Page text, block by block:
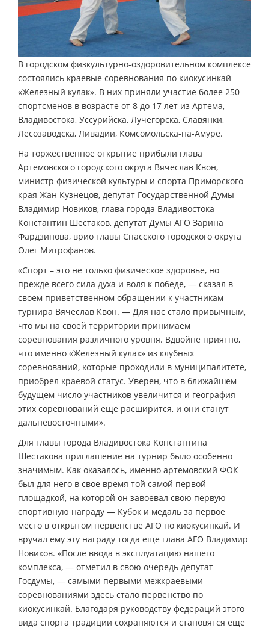
В городском физкультурно-оздоровительном комплексе
состоялись краевые соревнования по киокусинкай
«Железный кулак». В них приняли участие более 250
спортсменов в возрасте от 8 до 17 лет из Артема,
Владивостока, Уссурийска, Лучегорска, Славянки,
Лесозаводска, Ливадии, Комсомольска-на-Амуре.
На торжественное открытие прибыли глава
Артемовского городского округа Вячеслав Квон,
министр физической культуры и спорта Приморского
края Жан Кузнецов, депутат Государственной Думы
Владимир Новиков, глава города Владивостока
Константин Шестаков, депутат Думы АГО Зарина
Фардзинова, врио главы Спасского городского округа
Олег Митрофанов.
«Спорт – это не только физическое здоровье, но
прежде всего сила духа и воля к победе, — сказал в
своем приветственном обращении к участникам
турнира Вячеслав Квон. — Для нас стало привычным,
что мы на своей территории принимаем
соревнования различного уровня. Вдвойне приятно,
что именно «Железный кулак» из клубных
соревнований, которые проходили в муниципалитете,
приобрел краевой статус. Уверен, что в ближайшем
будущем число участников увеличится и география
этих соревнований еще расширится, и они станут
дальневосточными».
Для главы города Владивостока Константина
Шестакова приглашение на турнир было особенно
значимым. Как оказалось, именно артемовский ФОК
был для него в свое время той самой первой
площадкой, на которой он завоевал свою первую
спортивную награду — Кубок и медаль за первое
место в открытом первенстве АГО по киокусинкай. И
вручал ему эту награду тогда еще глава АГО Владимир
Новиков. «После ввода в эксплуатацию нашего
комплекса, — отметил в свою очередь депутат
Госдумы, — самыми первыми межкраевыми
соревнованиями здесь стало первенство по
киокусинкай. Благодаря руководству федераций этого
вида спорта традиции сохраняются и становятся еще